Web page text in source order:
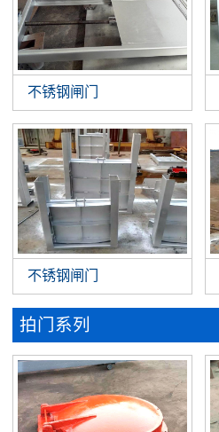
不锈钢闸门
不锈钢闸门
拍门系列